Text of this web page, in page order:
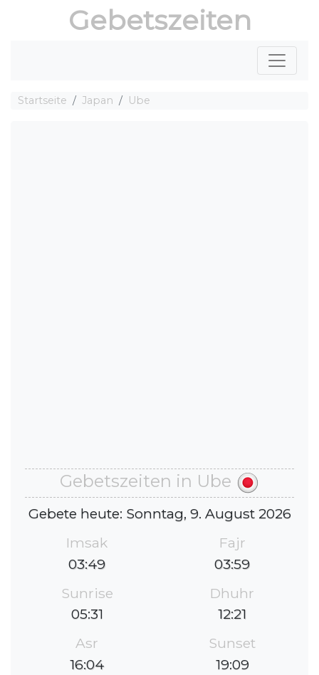
Gebetszeiten
Startseite Japan Ube
Gebetszeiten in Ube
Gebete heute: Sonntag, 9. August 2026
Imsak
03:49
Fajr
03:59
Sunrise
05:31
Dhuhr
12:21
Asr
16:04
Sunset
19:09